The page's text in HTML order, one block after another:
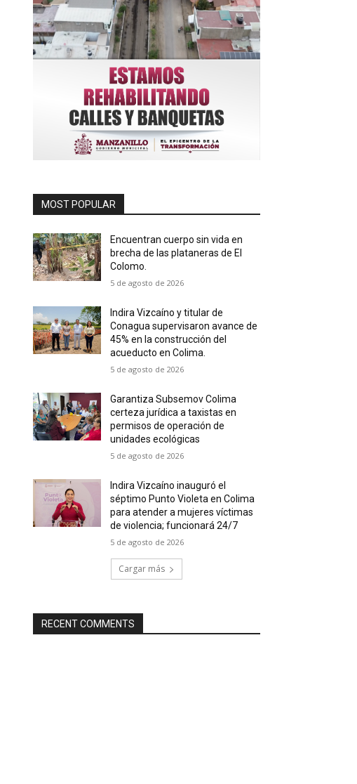
MOST POPULAR
Encuentran cuerpo sin vida en
brecha de las plataneras de El
Colomo.
5 de agosto de 2026
Indira Vizcaíno y titular de
Conagua supervisaron avance de
45% en la construcción del
acueducto en Colima.
5 de agosto de 2026
Garantiza Subsemov Colima
certeza jurídica a taxistas en
permisos de operación de
unidades ecológicas
5 de agosto de 2026
Indira Vizcaíno inauguró el
séptimo Punto Violeta en Colima
para atender a mujeres víctimas
de violencia; funcionará 24/7
5 de agosto de 2026
Cargar más
RECENT COMMENTS